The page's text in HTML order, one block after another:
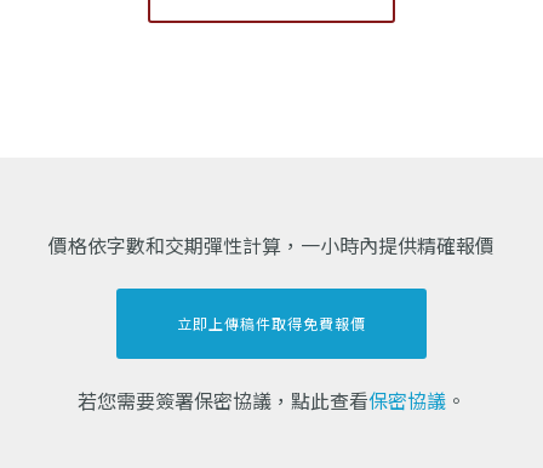
價格依字數和交期彈性計算，一小時內提供精確報價
立即上傳稿件取得免費報價
若您需要簽署保密協議，點此查看保密協議 。